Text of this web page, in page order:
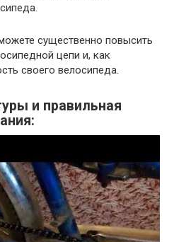
существенно повысить
цепи и, как
своего велосипеда.
и правильная